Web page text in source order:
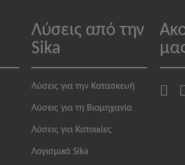
Λύσεις από την
Sika
Λύσεις για την Κατασκευή
Λύσεις για τη Βιομηχανία
Λύσεις για Κατοικίες
Λογισμικά Sika